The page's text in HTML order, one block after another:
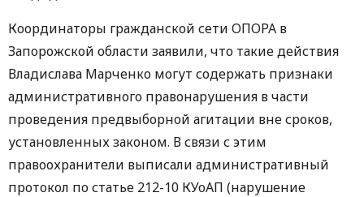
Координаторы гражданской сети ОПОРА в
Запорожской области заявили, что такие действия
Владислава Марченко могут содержать признаки
административного правонарушения в части
проведения предвыборной агитации вне сроков,
установленных законом. В связи с этим
правоохранители выписали административный
протокол по статье 212-10 КУоАП (нарушение